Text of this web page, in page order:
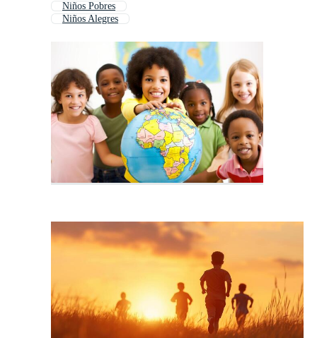
Niños Pobres
Niños Alegres